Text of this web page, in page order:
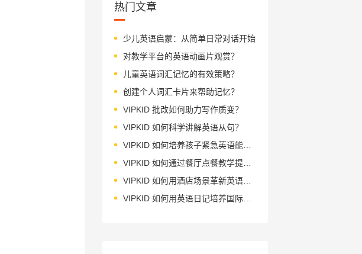
热门文章
少儿英语启蒙：从简单日常对话开始
对教学平台的英语动画片观赏？
儿童英语词汇记忆的有效策略？
创建个人词汇卡片来帮助记忆？
VIPKID 批改如何助力写作质变？
VIPKID 如何科学讲解英语从句？
VIPKID 如何培养孩子紧急英语能力？
VIPKID 如何通过餐厅点餐教学提升少儿英语应用能力？
VIPKID 如何用酒店场景革新英语教学？
VIPKID 如何用英语日记培养国际化人才？